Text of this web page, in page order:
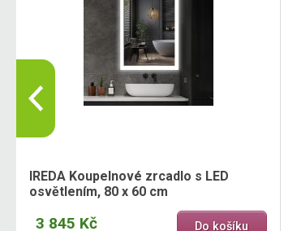
IREDA Koupelnové zrcadlo s LED
osvětlením, 80 x 60 cm
3 845 Kč Do košíku